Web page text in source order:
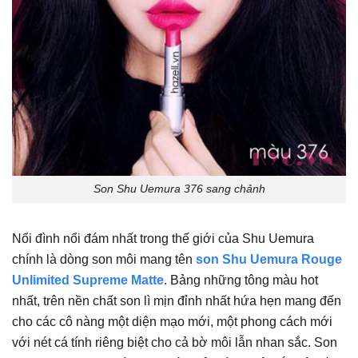
Son Shu Uemura 376 sang chảnh
Nổi đình nổi đám nhất trong thế giới của Shu Uemura
chính là dòng son môi mang tên son Shu Uemura Rouge
Unlimited Supreme Matte. Bảng những tông màu hot
nhất, trên nền chất son lì mịn đỉnh nhất hứa hẹn mang đến
cho các cô nàng một diện mạo mới, một phong cách mới
với nét cá tính riêng biệt cho cả bờ môi lẫn nhan sắc. Son